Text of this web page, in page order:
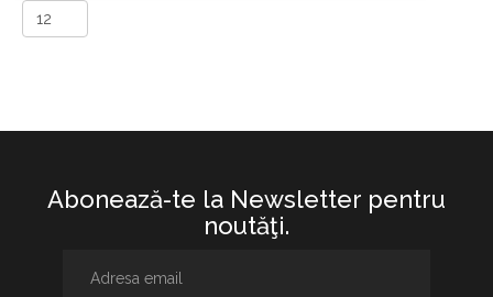
Abonează-te la Newsletter pentru
noutăţi.